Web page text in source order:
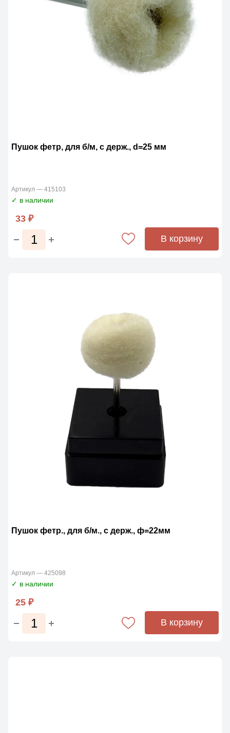
Пушок фетр, для б/м, с держ., d=25 мм
Артикул — 415103
✓ в наличии
33 ₽
В корзину
Пушок фетр., для б/м., с держ., ф=22мм
Артикул — 425098
✓ в наличии
25 ₽
В корзину